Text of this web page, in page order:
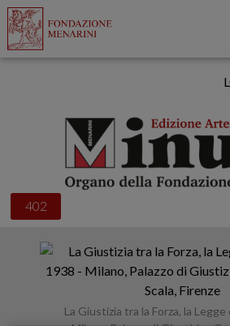
402
La Giustizia tra la Forza, la